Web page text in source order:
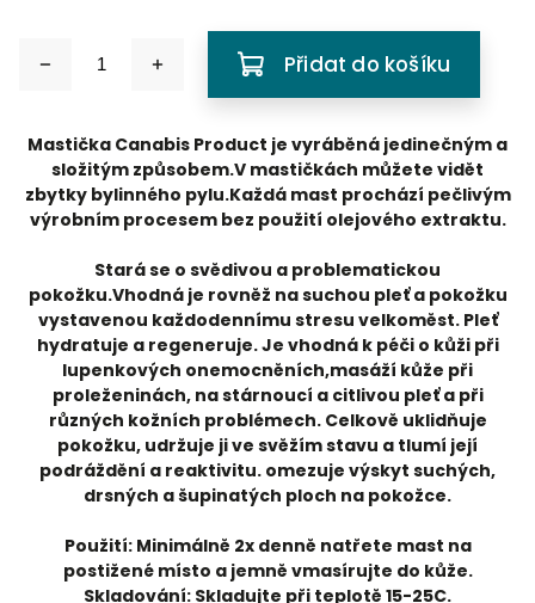
Přidat do košíku
Mastička Canabis Product je vyráběná jedinečným a
složitým způsobem.V mastičkách můžete vidět
zbytky bylinného pylu.Každá mast prochází pečlivým
výrobním procesem bez použití olejového extraktu.
Stará se o svědivou a problematickou
pokožku.Vhodná je rovněž na suchou pleť a pokožku
vystavenou každodennímu stresu velkoměst. Pleť
hydratuje a regeneruje. Je vhodná k péči o kůži při
lupenkových onemocněních,masáží kůže při
proleženinách, na stárnoucí a citlivou pleť a při
různých kožních problémech. Celkově uklidňuje
pokožku, udržuje ji ve svěžím stavu a tlumí její
podráždění a reaktivitu. omezuje výskyt suchých,
drsných a šupinatých ploch na pokožce.
Použití: Minimálně 2x denně natřete mast na
postižené místo a jemně vmasírujte do kůže.
Skladování: Skladujte při teplotě 15-25C.